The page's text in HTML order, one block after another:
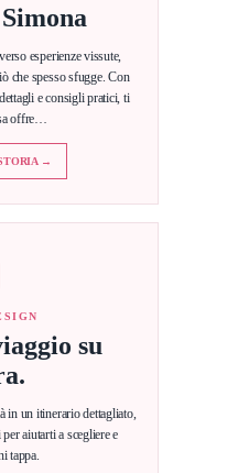
esperienze vissute,
che spesso sfugge. Con
e consigli pratici, ti
offre…
→
su
in un itinerario dettagliato,
aiutarti a scegliere e
tappa.